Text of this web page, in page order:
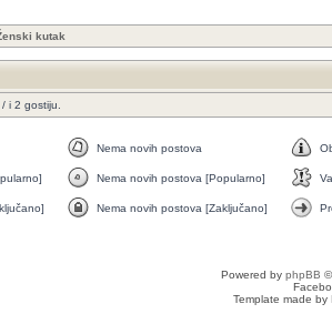
kutak
i 2 gostiju.
Nema novih postova
Nema novih postova [Popularno]
Nema novih postova [Zaključano]
Powered by phpBB
Template made by